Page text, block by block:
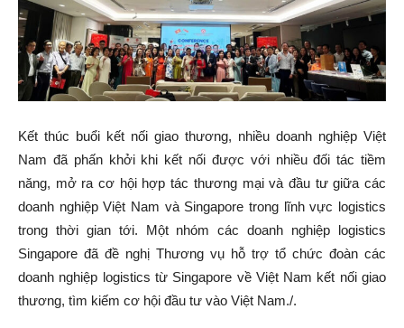
Kết thúc buổi kết nối giao thương, nhiều doanh nghiệp Việt
Nam đã phấn khởi khi kết nối được với nhiều đối tác tiềm
năng, mở ra cơ hội hợp tác thương mại và đầu tư giữa các
doanh nghiệp Việt Nam và Singapore trong lĩnh vực logistics
trong thời gian tới. Một nhóm các doanh nghiệp logistics
Singapore đã đề nghị Thương vụ hỗ trợ tổ chức đoàn các
doanh nghiệp logistics từ Singapore về Việt Nam kết nối giao
thương, tìm kiếm cơ hội đầu tư vào Việt Nam./.